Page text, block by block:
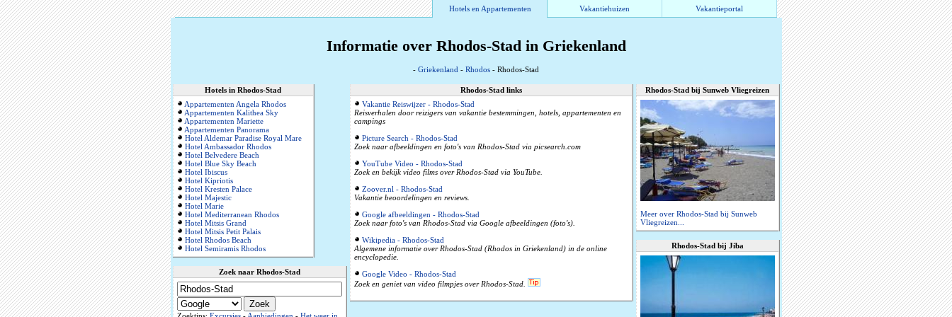
Hotels en Appartementen Vakantiehuizen Vakantieportal
Informatie over Rhodos-Stad in Griekenland
- Griekenland - Rhodos - Rhodos-Stad
Hotels in Rhodos-Stad
Appartementen Angela Rhodos
Appartementen Kalithea Sky
Appartementen Mariette
Appartementen Panorama
Hotel Aldemar Paradise Royal Mare
Hotel Ambassador Rhodos
Hotel Belvedere Beach
Hotel Blue Sky Beach
Hotel Ibiscus
Hotel Kipriotis
Hotel Kresten Palace
Hotel Majestic
Hotel Marie
Hotel Mediterranean Rhodos
Hotel Mitsis Grand
Hotel Mitsis Petit Palais
Hotel Rhodos Beach
Hotel Semiramis Rhodos
Zoek naar Rhodos-Stad
Rhodos-Stad links
Vakantie Reiswijzer - Rhodos-Stad
Reisverhalen door reizigers van vakantie bestemmingen, hotels, appartementen en
campings
Picture Search - Rhodos-Stad
Zoek naar afbeeldingen en foto's van Rhodos-Stad via picsearch.com
YouTube Video - Rhodos-Stad
Zoek en bekijk video films over Rhodos-Stad via YouTube.
Zoover.nl - Rhodos-Stad
Vakantie beoordelingen en reviews.
Google afbeeldingen - Rhodos-Stad
Zoek naar foto's van Rhodos-Stad via Google afbeeldingen (foto's).
Wikipedia - Rhodos-Stad
Algemene informatie over Rhodos-Stad (Rhodos in Griekenland) in de online
encyclopedie.
Google Video - Rhodos-Stad
Zoek en geniet van video filmpjes over Rhodos-Stad.
Rhodos-Stad bij Sunweb Vliegreizen
Meer over Rhodos-Stad bij Sunweb
Vliegreizen...
Rhodos-Stad bij Jiba